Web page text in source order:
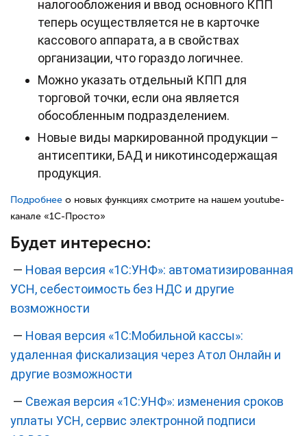
налогообложения и ввод основного КПП
теперь осуществляется не в карточке
кассового аппарата, а в свойствах
организации, что гораздо логичнее.
Можно указать отдельный КПП для
торговой точки, если она является
обособленным подразделением.
Новые виды маркированной продукции –
антисептики, БАД и никотинсодержащая
продукция.
Подробнее о новых функциях смотрите на нашем youtube-
канале «1С-Просто»
Будет интересно:
— Новая версия «1С:УНФ»: автоматизированная
УСН, себестоимость без НДС и другие
возможности
— Новая версия «1С:Мобильной кассы»:
удаленная фискализация через Атол Онлайн и
другие возможности
— Свежая версия «1С:УНФ»: изменения сроков
уплаты УСН, сервис электронной подписи